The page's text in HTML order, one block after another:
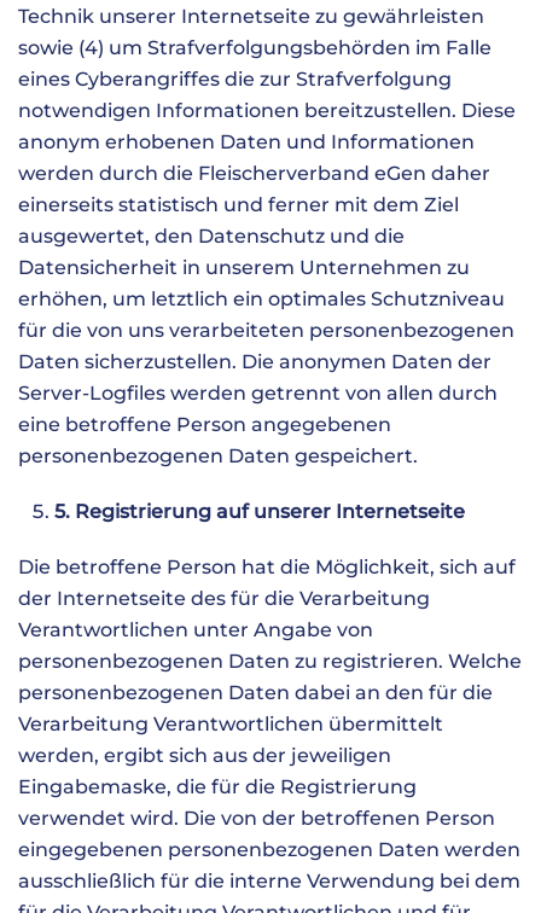
Technik unserer Internetseite zu gewährleisten
sowie (4) um Strafverfolgungsbehörden im Falle
eines Cyberangriffes die zur Strafverfolgung
notwendigen Informationen bereitzustellen. Diese
anonym erhobenen Daten und Informationen
werden durch die Fleischerverband eGen daher
einerseits statistisch und ferner mit dem Ziel
ausgewertet, den Datenschutz und die
Datensicherheit in unserem Unternehmen zu
erhöhen, um letztlich ein optimales Schutzniveau
für die von uns verarbeiteten personenbezogenen
Daten sicherzustellen. Die anonymen Daten der
Server-Logfiles werden getrennt von allen durch
eine betroffene Person angegebenen
personenbezogenen Daten gespeichert.
5. Registrierung auf unserer Internetseite
Die betroffene Person hat die Möglichkeit, sich auf
der Internetseite des für die Verarbeitung
Verantwortlichen unter Angabe von
personenbezogenen Daten zu registrieren. Welche
personenbezogenen Daten dabei an den für die
Verarbeitung Verantwortlichen übermittelt
werden, ergibt sich aus der jeweiligen
Eingabemaske, die für die Registrierung
verwendet wird. Die von der betroffenen Person
eingegebenen personenbezogenen Daten werden
ausschließlich für die interne Verwendung bei dem